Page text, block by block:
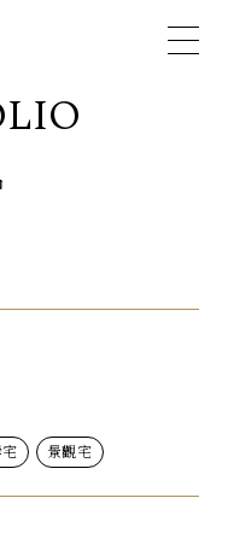
景觀宅